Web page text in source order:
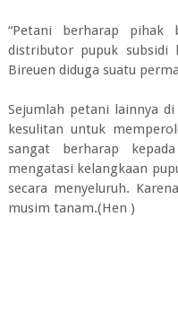
“Petani berharap pihak
distributor pupuk subsidi
Bireuen diduga suatu
Sejumlah petani lainnya di
kesulitan untuk
sangat berharap
mengatasi kelangkaan
secara menyeluruh.
musim tanam.(Hen )